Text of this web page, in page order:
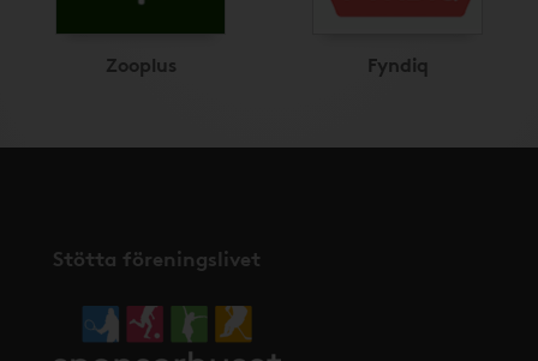
Zooplus Fyndiq
Stötta föreningslivet